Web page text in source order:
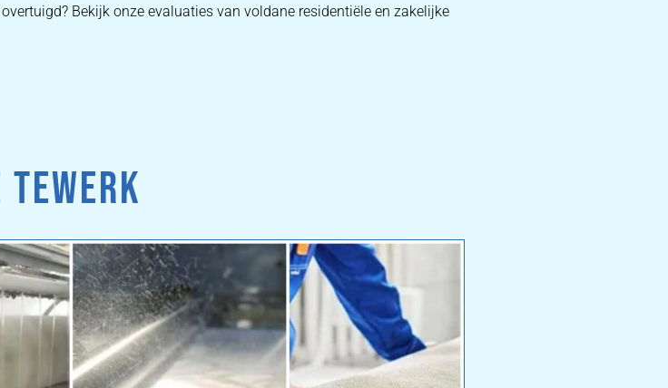
Bekijk onze evaluaties van voldane residentiële en zakelijke